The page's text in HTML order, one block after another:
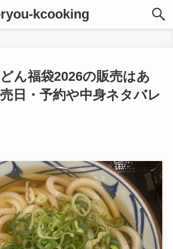
kcooking
ん福袋2026の販売はあ
日・予約や中身ネタバレ